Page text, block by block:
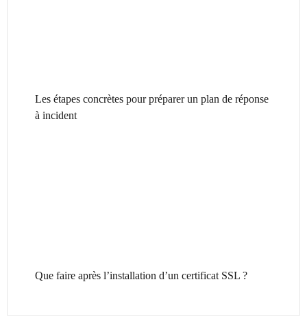
Les étapes concrètes pour préparer un plan de réponse
à incident
Que faire après l’installation d’un certificat SSL ?